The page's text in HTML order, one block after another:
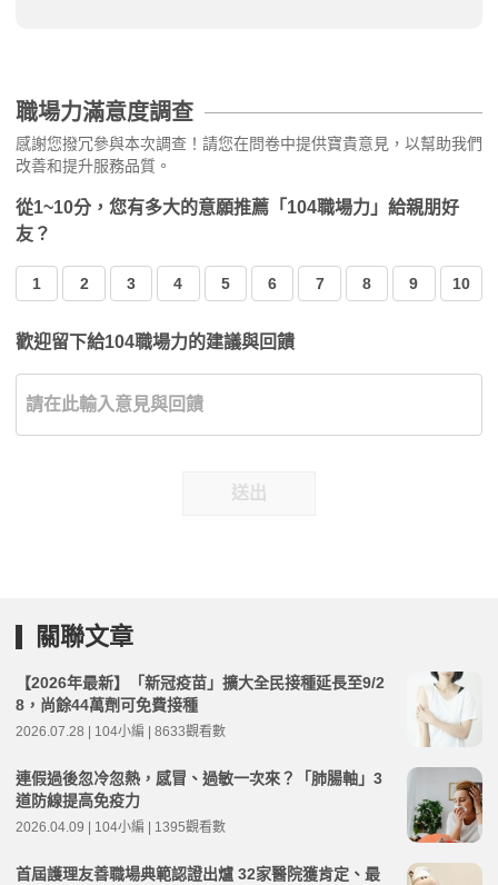
職場力滿意度調查
感謝您撥冗參與本次調查！請您在問卷中提供寶貴意見，以幫助我們
改善和提升服務品質。
從1~10分，您有多大的意願推薦「104職場力」給親朋好
友？
1 2 3 4 5 6 7 8 9 10
歡迎留下給104職場力的建議與回饋
送出
關聯文章
【2026年最新】「新冠疫苗」擴大全民接種延長至9/2
8，尚餘44萬劑可免費接種
2026.07.28 | 104小編 | 8633觀看數
連假過後忽冷忽熱，感冒、過敏一次來？「肺腸軸」3
道防線提高免疫力
2026.04.09 | 104小編 | 1395觀看數
首屆護理友善職場典範認證出爐 32家醫院獲肯定、最